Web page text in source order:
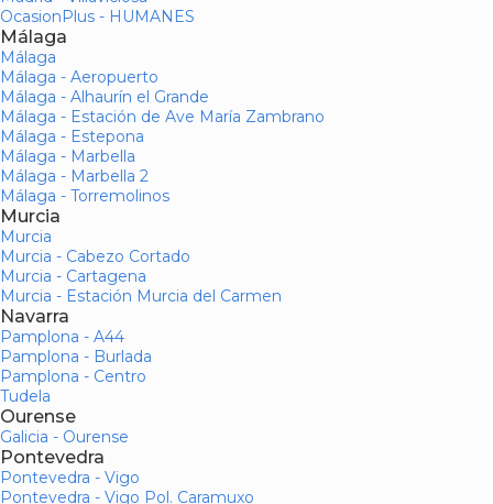
OcasionPlus - HUMANES
Málaga
Málaga
Málaga - Aeropuerto
Málaga - Alhaurín el Grande
Málaga - Estación de Ave María Zambrano
Málaga - Estepona
Málaga - Marbella
Málaga - Marbella 2
Málaga - Torremolinos
Murcia
Murcia
Murcia - Cabezo Cortado
Murcia - Cartagena
Murcia - Estación Murcia del Carmen
Navarra
Pamplona - A44
Pamplona - Burlada
Pamplona - Centro
Tudela
Ourense
Galicia - Ourense
Pontevedra
Pontevedra - Vigo
Pontevedra - Vigo Pol. Caramuxo